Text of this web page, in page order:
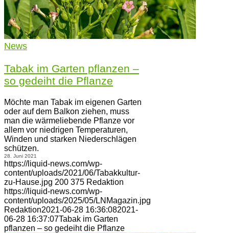
News
Tabak im Garten pflanzen –
so gedeiht die Pflanze
Möchte man Tabak im eigenen Garten
oder auf dem Balkon ziehen, muss
man die wärmeliebende Pflanze vor
allem vor niedrigen Temperaturen,
Winden und starken Niederschlägen
schützen.
28. Juni 2021
https://liquid-news.com/wp-
content/uploads/2021/06/Tabakkultur-
zu-Hause.jpg 200 375 Redaktion
https://liquid-news.com/wp-
content/uploads/2025/05/LNMagazin.jpg
Redaktion2021-06-28 16:36:082021-
06-28 16:37:07Tabak im Garten
pflanzen – so gedeiht die Pflanze